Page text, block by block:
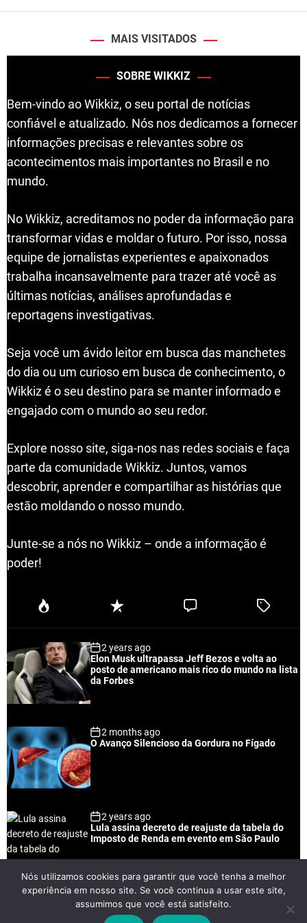
MAIS VISITADOS
SOBRE WIKKIZ
Bem-vindo ao Wikkiz, o seu portal de notícias
confiável e atualizado. Nós nos dedicamos a fornecer
informações precisas e relevantes sobre os
acontecimentos mais importantes no Brasil e no
mundo.
No Wikkiz, acreditamos no poder da informação para
transformar vidas e moldar o futuro. Por isso, nossa
equipe de jornalistas experientes e apaixonados
trabalha incansavelmente para trazer até você as
últimas notícias, análises aprofundadas e
reportagens investigativas.
Seja você um ávido leitor em busca das manchetes
do dia ou um curioso em busca de conhecimento, o
Wikkiz é o seu destino para se manter informado e
engajado com o mundo ao seu redor.
Explore nosso site, siga-nos nas redes sociais e faça
parte da comunidade Wikkiz. Juntos, vamos
descobrir, aprender e compartilhar as histórias que
estão moldando o nosso mundo.
Junte-se a nós no Wikkiz – onde a informação é
poder!
P
u
a
r
R
e
n
t
C
e
T
e
2 years ago
Elon Musk ultrapassa Jeff Bezos e volta ao
posto de americano mais rico do mundo na lista
da Forbes
2 months ago
O Avanço Silencioso da Gordura no Fígado
2 years ago
Lula assina decreto de reajuste da tabela do
Imposto de Renda em evento em São Paulo
2 years ago
Lei Rouanet e Petrobras financiam evento em
Nós utilizamos cookies para garantir que você tenha a melhor
experiência em nosso site. Se você continua a usar este site,
assumimos que você está satisfeito.